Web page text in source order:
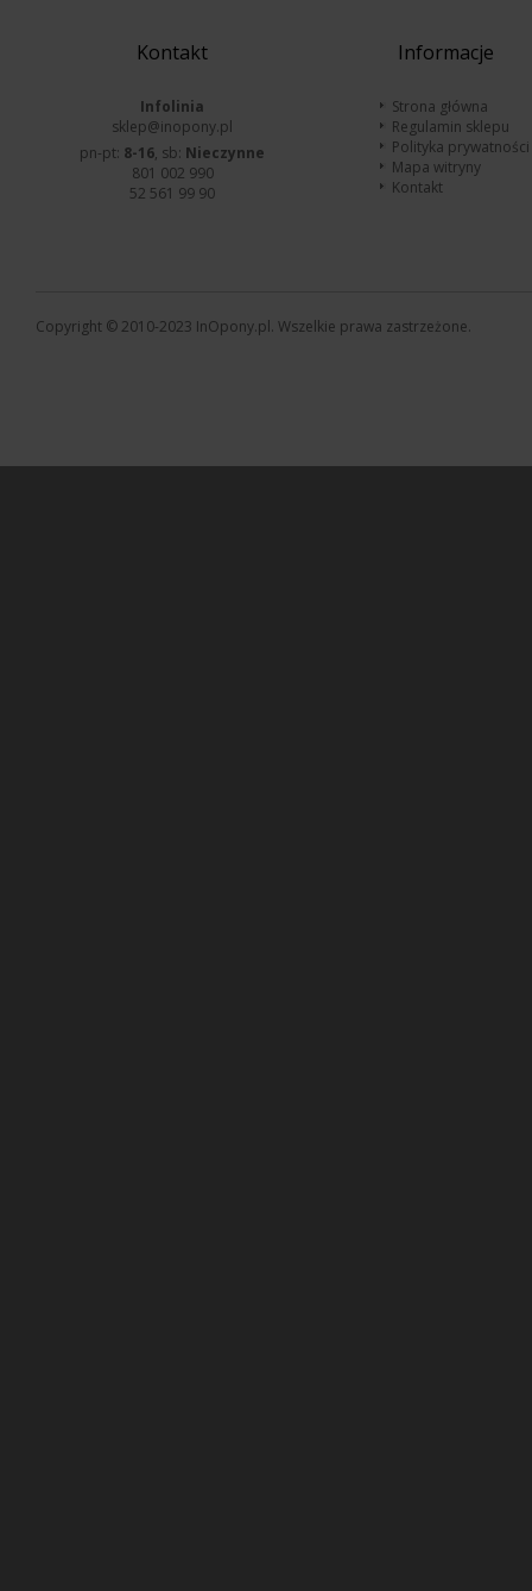
Kontakt
Infolinia
sklep@inopony.pl
pn-pt: 8-16, sb: Nieczynne
801 002 990
52 561 99 90
Informacje
Strona główna
Regulamin sklepu
Polityka prywatności
Mapa witryny
Kontakt
Copyright © 2010-2023 InOpony.pl. Wszelkie prawa zastrzeżone.